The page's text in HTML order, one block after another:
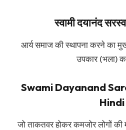
स्वामी दयानंद
आर्य समाज की स्थापना करने का
उपकार (भला)
Swami Dayanand
Hindi
जो ताकतवर होकर कमजोर लोगों की